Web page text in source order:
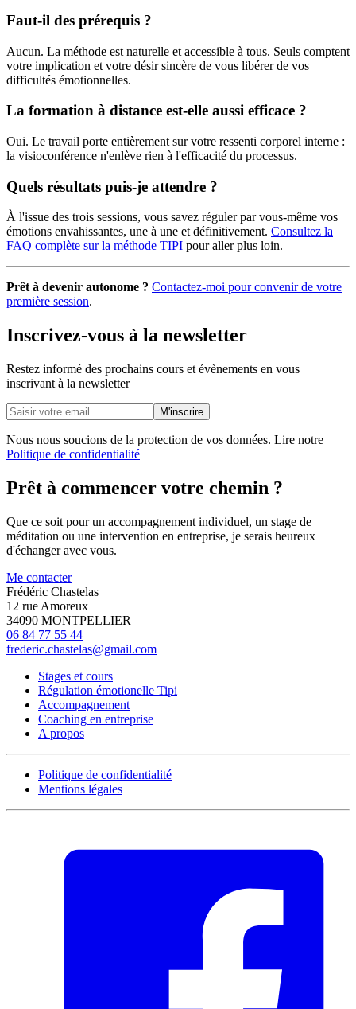
Faut-il des prérequis ?
Aucun. La méthode est naturelle et accessible à tous. Seuls comptent
votre implication et votre désir sincère de vous libérer de vos
difficultés émotionnelles.
La formation à distance est-elle aussi efficace ?
Oui. Le travail porte entièrement sur votre ressenti corporel interne :
la visioconférence n'enlève rien à l'efficacité du processus.
Quels résultats puis-je attendre ?
À l'issue des trois sessions, vous savez réguler par vous-même vos
émotions envahissantes, une à une et définitivement. Consultez la
FAQ complète sur la méthode TIPI pour aller plus loin.
Prêt à devenir autonome ? Contactez-moi pour convenir de votre
première session.
Inscrivez-vous à la newsletter
Restez informé des prochains cours et évènements en vous
inscrivant à la newsletter
M'inscrire
Nous nous soucions de la protection de vos données. Lire notre
Politique de confidentialité
Prêt à commencer votre chemin ?
Que ce soit pour un accompagnement individuel, un stage de
méditation ou une intervention en entreprise, je serais heureux
d'échanger avec vous.
Me contacter
Frédéric Chastelas
12 rue Amoreux
34090 MONTPELLIER
06 84 77 55 44
frederic.chastelas@gmail.com
Stages et cours
Régulation émotionelle Tipi
Accompagnement
Coaching en entreprise
A propos
Politique de confidentialité
Mentions légales